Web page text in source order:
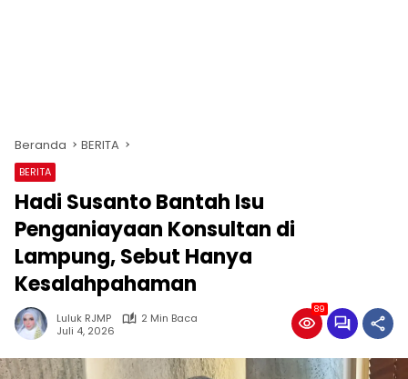
Beranda BERITA
BERITA
Hadi Susanto Bantah Isu
Penganiayaan Konsultan di
Lampung, Sebut Hanya
Kesalahpahaman
Luluk RJMP
2 Min Baca
Juli 4, 2026
89